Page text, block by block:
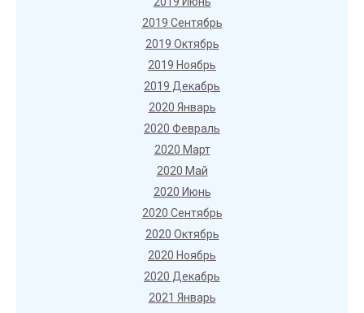
2019 Сентябрь
2019 Октябрь
2019 Ноябрь
2019 Декабрь
2020 Январь
2020 Февраль
2020 Март
2020 Май
2020 Июнь
2020 Сентябрь
2020 Октябрь
2020 Ноябрь
2020 Декабрь
2021 Январь